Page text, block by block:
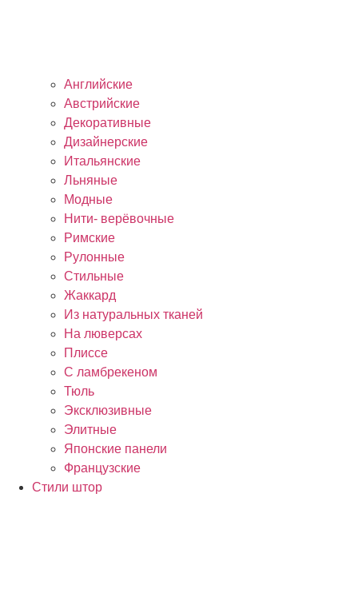
Английские
Австрийские
Декоративные
Дизайнерские
Итальянские
Льняные
Модные
Нити- верёвочные
Римские
Рулонные
Стильные
Жаккард
Из натуральных тканей
На люверсах
Плиссе
С ламбрекеном
Тюль
Эксклюзивные
Элитные
Японские панели
Французские
Стили штор